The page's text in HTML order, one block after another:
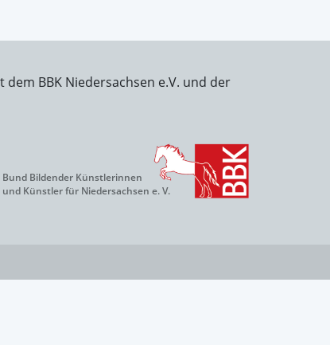
BBK Niedersachsen e.V. und der
Bund Bildender Künstlerinnen
und Künstler für Niedersachsen e. V.